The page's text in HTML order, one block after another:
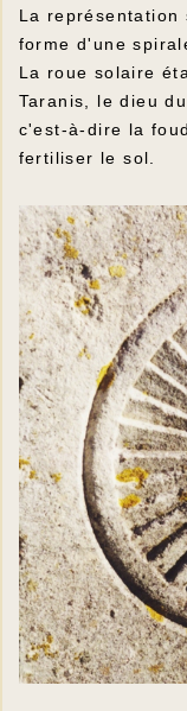
La représentation
forme d'une
La roue solaire
Taranis, le dieu
c'est-à-dire la
fertiliser le sol.